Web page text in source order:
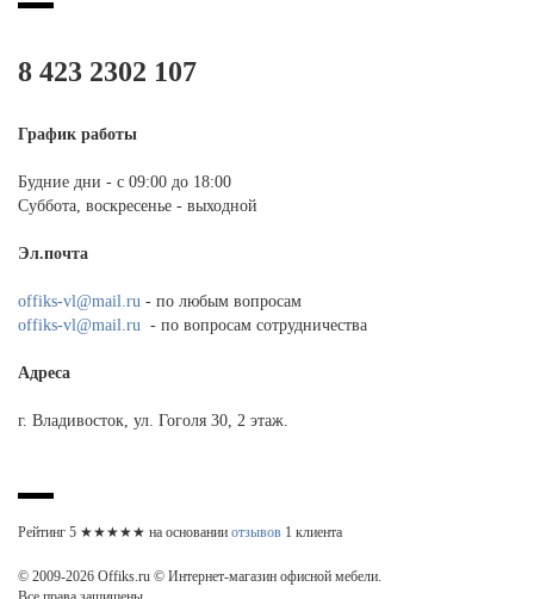
8 423 2302 107
График работы
Будние дни - с 09:00 до 18:00
Суббота, воскресенье - выходной
Эл.почта
offiks-vl@mail.ru - по любым вопросам
offiks-vl@mail.ru - по вопросам сотрудничества
Адреса
г. Владивосток, ул. Гоголя 30, 2 этаж.
Рейтинг 5 ★★★★★ на основании отзывов 1 клиента
© 2009-2026 Offiks.ru © Интернет-магазин офисной мебели.